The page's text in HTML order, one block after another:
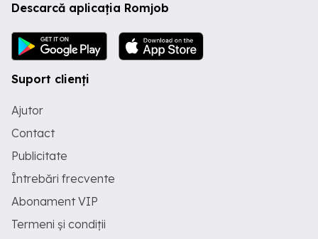
Descarcă aplicația Romjob
Suport clienți
Ajutor
Contact
Publicitate
Întrebări frecvente
Abonament VIP
Termeni și condiții